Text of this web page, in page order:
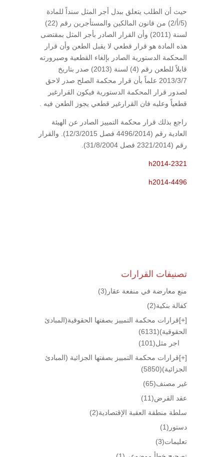
حيث أن الطلب يتعلق ببدل أجر المثل سنداً للمادة
(5/أ/2) من قانون المالكين والمستأجرين رقم (22)
لسنة (2011) وأن القرار الصادر بأجر المثل بمقتضى
هذه المادة هو قرار قطعي لا يقبل الطعن وأن قرار
المحكمة الدستورية الصادر بإلغاء القطعية وصيرورته
قابلاً للطعن رقم (4) لسنة (2013) صدر بتاريخ
2013/3/7 علماً بأن قرار محكمة الصلح صدر لاحق
لصدور قرار المحكمة الدستورية فيكون القرارغير
قطعياً وعليه فان القرارغير قطعي يجوز الطعن فيه .
راجع بذلك قرار محكمة التمييز الصادر عن الهيئة
العادية رقم (4496/2014 فصل 12/3/2015). والقرار
رقم (2321/2014 فصل 31/8/2004).
h2014-2321
h2014-4496
تصنيفات القرارات
منع معارضة في منفعة عقار (3)
كفالة بنكية(2)
[+]قرارات محكمة التمييز بصفتها الحقوقية(المبادئ
الحقوقية)(6131)
اجر مثل(101)
[+]قرارات محكمة التمييز بصفتها الجزائية (المبادئ
الجزائية)(5850)
غير مصنف(65)
عقد القرض(11)
سلطة منطقة العقبة الإقتصادية(2)
دستور (1)
تعليمات(3)